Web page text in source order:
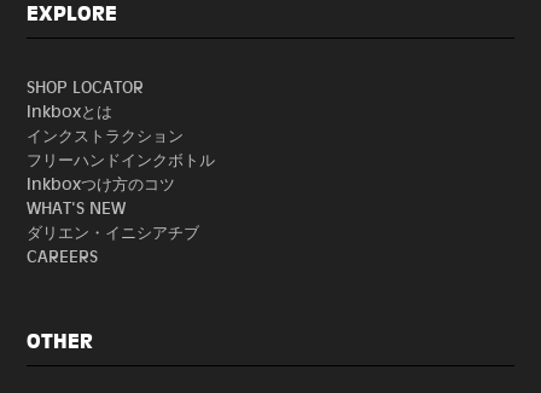
EXPLORE
SHOP LOCATOR
Inkboxとは
インクストラクション
フリーハンドインクボトル
Inkboxつけ方のコツ
WHAT'S NEW
ダリエン・イニシアチブ
CAREERS
OTHER